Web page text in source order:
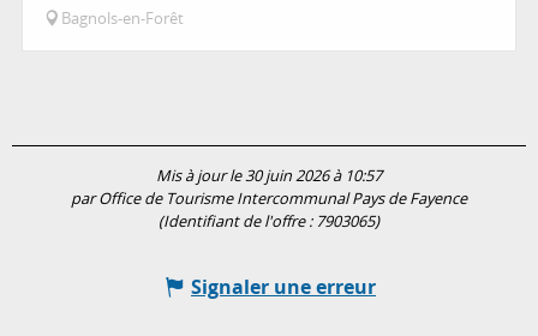
Bagnols-en-Forêt
Mis à jour le 30 juin 2026 à 10:57
par Office de Tourisme Intercommunal Pays de Fayence
(Identifiant de l'offre : 7903065)
Signaler une erreur